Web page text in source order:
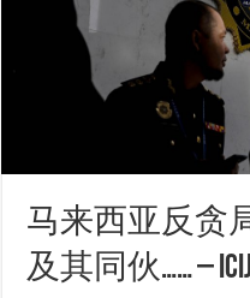
马来西亚反贪
及其同伙…… –